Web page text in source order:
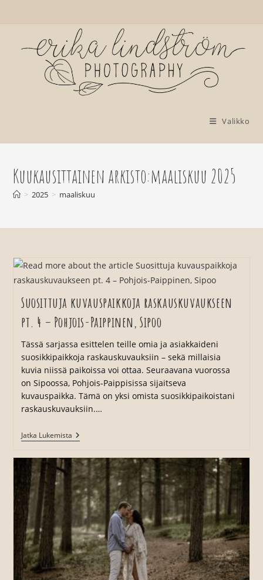
suoraan
Valikko
Kuukausittainen arkisto:maaliskuu 2025
> 2025 > maaliskuu
Suosittuja kuvauspaikkoja raskauskuvaukseen
pt. 4 – Pohjois-Paippinen, Sipoo
Tässä sarjassa esittelen teille omia ja asiakkaideni
suosikkipaikkoja raskauskuvauksiin – sekä millaisia
kuvia niissä paikoissa voi ottaa. Seuraavana vuorossa
on Sipoossa, Pohjois-Paippisissa sijaitseva
kuvauspaikka. Tämä on yksi omista suosikkipaikoistani
raskauskuvauksiin.…
Jatka LukemistaSuosittuja
Kuvauspaikkoja
Pt.
4
Pohjois-
Paippinen,
Sipoo